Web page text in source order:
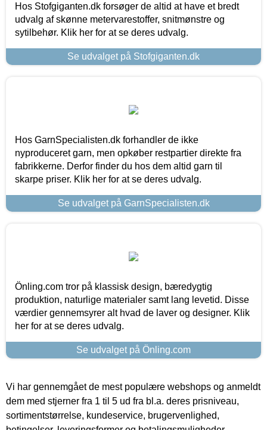
Hos Stofgiganten.dk forsøger de altid at have et bredt
udvalg af skønne metervarestoffer, snitmønstre og
sytilbehør. Klik her for at se deres udvalg.
Se udvalget på Stofgiganten.dk
Hos GarnSpecialisten.dk forhandler de ikke
nyproduceret garn, men opkøber restpartier direkte fra
fabrikkerne. Derfor finder du hos dem altid garn til
skarpe priser. Klik her for at se deres udvalg.
Se udvalget på GarnSpecialisten.dk
Önling.com tror på klassisk design, bæredygtig
produktion, naturlige materialer samt lang levetid. Disse
værdier gennemsyrer alt hvad de laver og designer. Klik
her for at se deres udvalg.
Se udvalget på Önling.com
Vi har gennemgået de mest populære webshops og anmeldt
dem med stjerner fra 1 til 5 ud fra bl.a. deres prisniveau,
sortimentstørrelse, kundeservice, brugervenlighed,